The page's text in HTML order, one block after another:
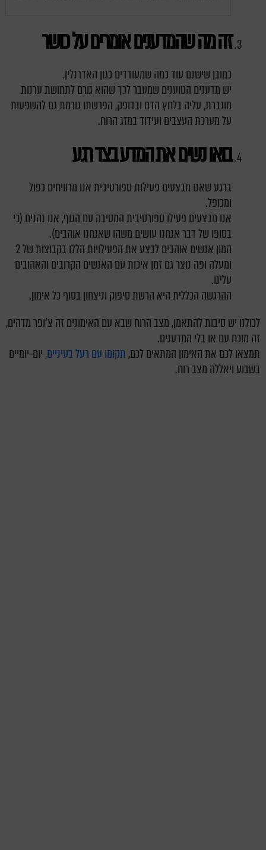
זה מה שהמדענים אומרים על כושר
כמובן שישנם עוד כמה שמעודדים כגון האדרנלין.
יש מדענים הטוענים שמעבר לכך שהוא גורם לתחושת ערנות
מוגברת, עליה בלחץ הדם ובדופק, הפרשתו גורמת גם להשפעות
על מערכת העצבים ועידוד במזג הרוח.
בואו נשים את המדע בצד רגע
ברגע שאנו מבצעים פעילות ספורטיבית אנו מרוויחים כפול
ומכופל.
אנו מבצעים פעילו ספורטיבית המטיבה עם הגוף, אנו נהנים (כי
בסופו של דבר אנחנו עושים משהו שאנחנו אוהבים).
המון אנשים אוהבים לבצע את הפעילויות הללו בקבוצות של 2
ומעלה ופה נוצר גם זמן איכות עם האנשים הקרובים והאהובים
עלינו.
ההרגשה הכללית היא הרשת סיפוק וניצחון בסוף כל אימון.
לכולנו יש סיבות להתאמן, מצב הרוח שבא עם האימונים זה צ'ופר מדהים,
זה מוכח עם או בלי המדענים.
תמצאו לכם את האימון המתאים לכם,תקומו עם רעל בעיניים, יום-יומיים
בשבוע ויאללה מצב רוח.